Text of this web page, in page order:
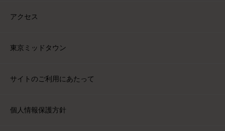
アクセス
東京ミッドタウン
サイトのご利用にあたって
個人情報保護方針